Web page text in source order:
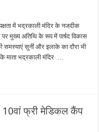
में भद्रकाली मंदिर के नजदीक
मुख्य अतिथि के रूप में पार्षद विकास
समस्याएं सुनीं और इलाके का दौरा भी
माता भद्रकाली मंदिर …
10वां फ्री मेडिकल कैंप